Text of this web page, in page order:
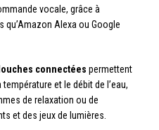
vocale, grâce à
qu’Amazon Alexa ou Google
connectées permettent
et le débit de l’eau,
de relaxation ou de
et des jeux de lumières.